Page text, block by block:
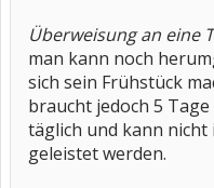
Überweisung an eine
man kann noch
sich sein Frühstück
braucht jedoch 5
täglich und kann
geleistet werden.